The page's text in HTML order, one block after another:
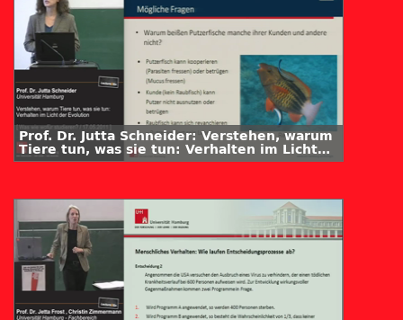
Prof. Dr. Jutta Schneider: Verstehen, warum
Tiere tun, was sie tun: Verhalten im Licht
der Evolution